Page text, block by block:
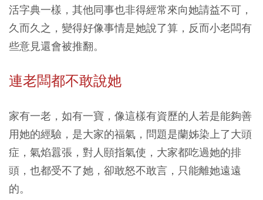
活字典一樣，其他同事也非得經常來向她請益不可，
久而久之，變得好像事情是她說了算，反而小老闆有
些意見還會被推翻。
連老闆都不敢說她
家有一老，如有一寶，像這樣有資歷的人若是能夠善
用她的經驗，是大家的福氣，問題是蘭姊染上了大頭
症，氣焰囂張，對人頤指氣使，大家都吃過她的排
頭，也都受不了她，卻敢怒不敢言，只能離她遠遠
的。